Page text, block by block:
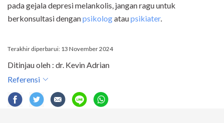
pada gejala depresi melankolis, jangan ragu untuk
berkonsultasi denganpsikologataupsikiater.
Terakhir diperbarui: 13 November 2024